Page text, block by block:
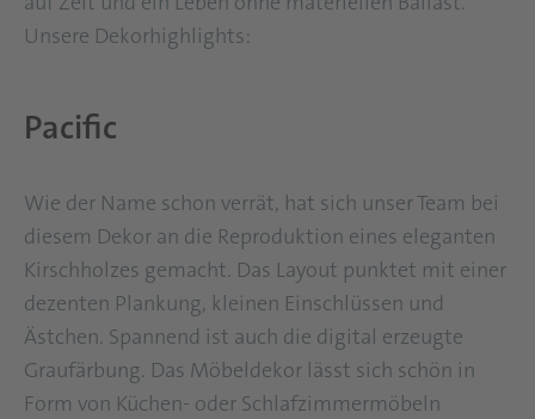
Unsere Dekorhighlights:
Pacific
Wie der Name schon verrät, hat sich unser Team bei
diesem Dekor an die Reproduktion eines eleganten
Kirschholzes gemacht. Das Layout punktet mit einer
dezenten Plankung, kleinen Einschlüssen und
Ästchen. Spannend ist auch die digital erzeugte
Graufärbung. Das Möbeldekor lässt sich schön in
Form von Küchen- oder Schlafzimmermöbeln